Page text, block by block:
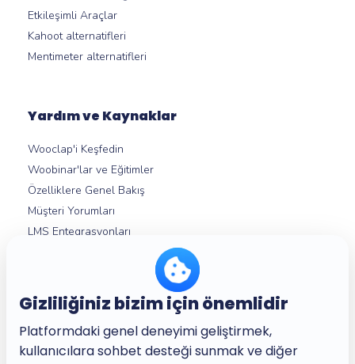
Gizliliğiniz bizim için önemlidir
Platformdaki genel deneyimi geliştirmek,
kullanıcılara sohbet desteği sunmak ve diğer
Etkileşimli Araçlar
Kahoot alternatifleri
Mentimeter alternatifleri
Yardım ve Kaynaklar
Wooclap'i Keşfedin
Woobinar'lar ve Eğitimler
Özelliklere Genel Bakış
Müşteri Yorumları
LMS Entegrasyonları
Hakkımızda
Şirket